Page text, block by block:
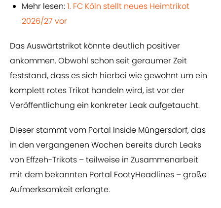
Mehr lesen:1. FC Köln stellt neues Heimtrikot
2026/27 vor
Das Auswärtstrikot könnte deutlich positiver
ankommen. Obwohl schon seit geraumer Zeit
feststand, dass es sich hierbei wie gewohnt um ein
komplett rotes Trikot handeln wird, ist vor der
Veröffentlichung ein konkreter Leak aufgetaucht.
Dieser stammt vom Portal Inside Müngersdorf, das
in den vergangenen Wochen bereits durch Leaks
von Effzeh-Trikots – teilweise in Zusammenarbeit
mit dem bekannten Portal FootyHeadlines – große
Aufmerksamkeit erlangte.